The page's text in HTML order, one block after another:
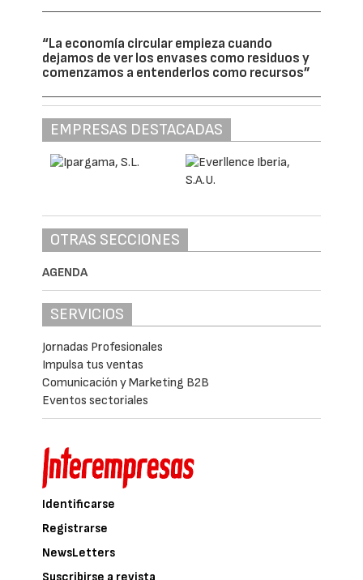
“La economía circular empieza cuando
dejamos de ver los envases como residuos y
comenzamos a entenderlos como recursos”
EMPRESAS DESTACADAS
OTRAS SECCIONES
AGENDA
SERVICIOS
Jornadas Profesionales
Impulsa tus ventas
Comunicación y Marketing B2B
Eventos sectoriales
Identificarse
Registrarse
NewsLetters